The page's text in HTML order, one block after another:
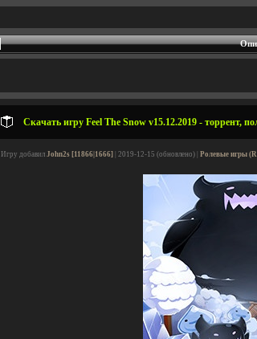
Скачать игру Feel The Snow v15.12.2019 - торрент,
Игру добавил John2s [11866|1666] | 2019-12-15 (обновлено) | Ролевые игры